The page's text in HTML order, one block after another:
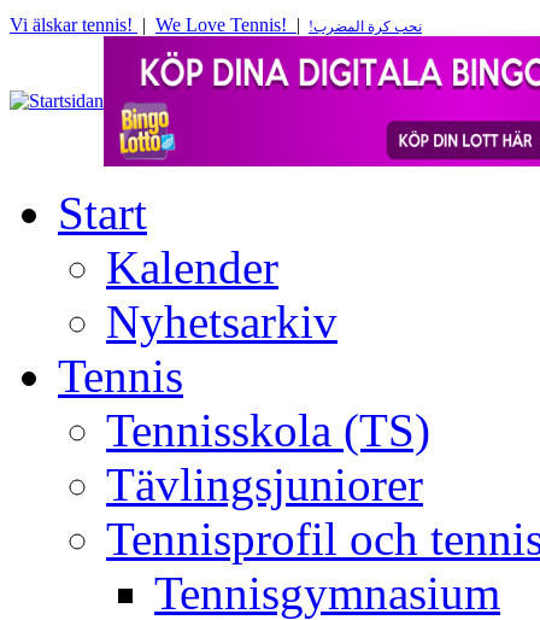
Vi älskar tennis! | We Love Tennis! | !نحب كرة المضرب
Start
Kalender
Nyhetsarkiv
Tennis
Tennisskola (TS)
Tävlingsjuniorer
Tennisprofil och
Tennisgymnasium